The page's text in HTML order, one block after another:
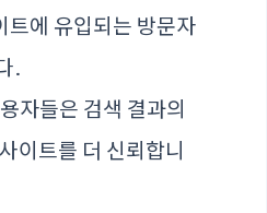
트에 유입되는 방문자
.
자들은 검색 결과의
이트를 더 신뢰합니